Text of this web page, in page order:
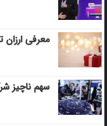
معرفی ارزان
سهم ناچیز